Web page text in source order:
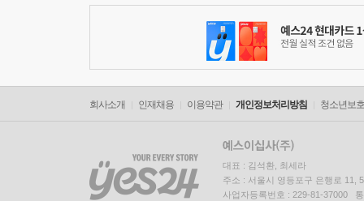
회사소개 인재채용 이용약관 개인정보처리방침 청소년보
대표 : 김석환, 최세라
주소 : 서울시 영등포구 은행로 11,
사업자등록번호 : 229-81-37000